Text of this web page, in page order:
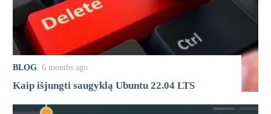
BLOG 6 months ago
Kaip išjungti saugyklą Ubuntu 22.04 LTS